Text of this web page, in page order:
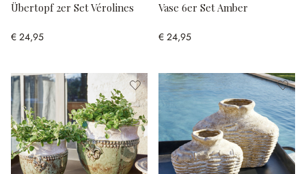
Übertopf 2er Set Vérolines
€ 24,95
Vase 6er Set Amber
€ 24,95